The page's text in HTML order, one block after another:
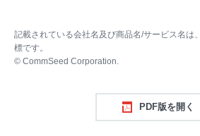
記載されている会社名及び商品名/サービス名は
標です。
© CommSeed Corporation.
PDF版を開く